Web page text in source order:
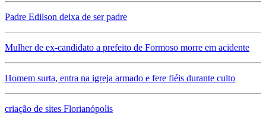
Padre Edilson deixa de ser padre
Mulher de ex-candidato a prefeito de Formoso morre em acidente
Homem surta, entra na igreja armado e fere fiéis durante culto
criação de sites Florianópolis